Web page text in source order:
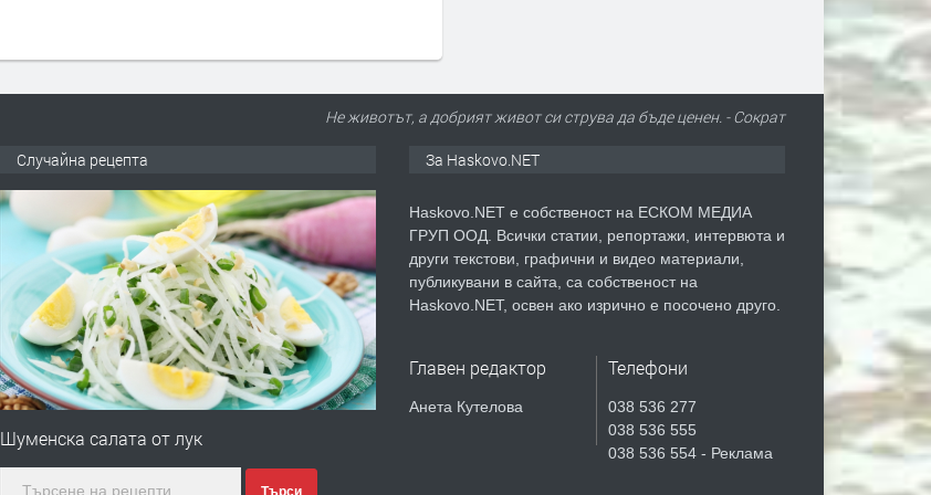
Не животът, а добрият живот си струва да бъде ценен. - Сократ
Случайна рецепта
Шуменска салата от лук
Търси
За Haskovo.NET
Haskovo.NET е собственост на ЕСКОМ МЕДИА
ГРУП ООД. Всички статии, репортажи, интервюта и
други текстови, графични и видео материали,
публикувани в сайта, са собственост на
Haskovo.NET, освен ако изрично е посочено друго.
Главен редактор
Анета Кутелова
Телефони
038 536 277
038 536 555
038 536 554 - Реклама